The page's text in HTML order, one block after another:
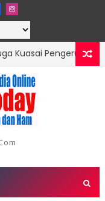
Pengerukan Ilegal
Tapi Malah Bungkam